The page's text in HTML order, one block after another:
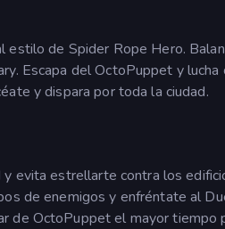
estilo de Spider Rope Hero.
Escapa del OctoPuppet y
y dispara por toda la ciudad.
y evita estrellarte contra los
de enemigos y enfréntate al
de OctoPuppet el mayor tiempo